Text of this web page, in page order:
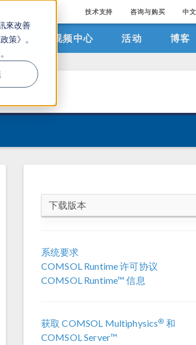
來改善
策》。
技术支持 咨询与购买 中文
用 视频中心 活动 博客
下载版本
COMSOL 6.3
COMSOL 6.2 更新 3(6.2.0.415)
系统要求
COMSOL Runtime 许可协议
COMSOL Runtime™ 信息
获取 COMSOL Multiphysics® 和
COMSOL Server™